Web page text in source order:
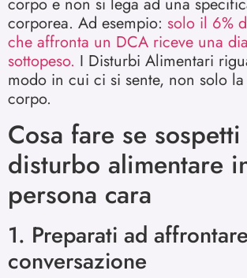
corporea. Ad esempio: solo il 6%
che affronta un DCA riceve una
sottopeso. I Disturbi Alimentari
modo in cui ci si sente, non solo
corpo.
Cosa fare se
disturbo alimentare
persona cara
1. Preparati ad
conversazione